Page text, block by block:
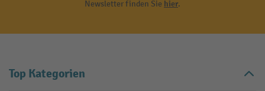
Newsletter finden Sie hier.
Top Kategorien